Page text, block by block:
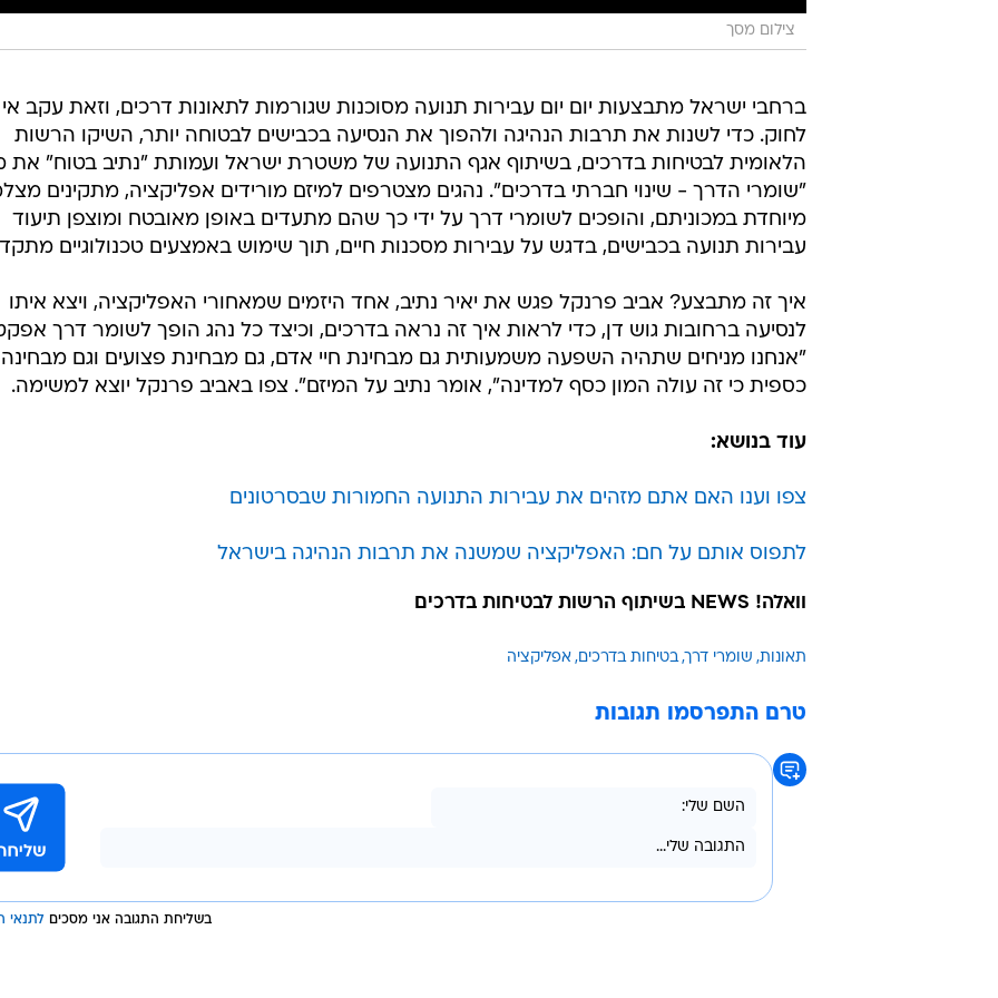
צילום מסך
ברחבי ישראל מתבצעות יום יום עבירות תנועה מסוכנות שגורמות לתאונות דרכים, וזאת עקב אי
לחוק. כדי לשנות את תרבות הנהיגה ולהפוך את הנסיעה בכבישים לבטוחה יותר, השיקו הרשות
הלאומית לבטיחות בדרכים, בשיתוף אגף התנועה של משטרת ישראל ועמותת "נתיב בטוח" את
"שומרי הדרך - שינוי חברתי בדרכים". נהגים מצטרפים למיזם מורידים אפליקציה, מתקינים
מיוחדת במכוניתם, והופכים לשומרי דרך על ידי כך שהם מתעדים באופן מאובטח ומוצפן תיעוד
עבירות תנועה בכבישים, בדגש על עבירות מסכנות חיים, תוך שימוש באמצעים טכנולוגיים
איך זה מתבצע? אביב פרנקל פגש את יאיר נתיב, אחד היזמים שמאחורי האפליקציה, ויצא איתו
לנסיעה ברחובות גוש דן, כדי לראות איך זה נראה בדרכים, וכיצד כל נהג הופך לשומר דרך
"אנחנו מניחים שתהיה השפעה משמעותית גם מבחינת חיי אדם, גם מבחינת פצועים וגם מבחינה
כספית כי זה עולה המון כסף למדינה", אומר נתיב על המיזם". צפו באביב פרנקל יוצא למשימה.
עוד בנושא:
צפו וענו האם אתם מזהים את עבירות התנועה החמורות שבסרטונים
לתפוס אותם על חם: האפליקציה שמשנה את תרבות הנהיגה בישראל
וואלה! NEWS בשיתוף הרשות לבטיחות בדרכים
תאונות שומרי דרך בטיחות בדרכים אפליקציה
טרם התפרסמו תגובות
בשליחת התגובה אני מסכים לתנאי